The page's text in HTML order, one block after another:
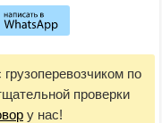
по
проверки
у нас!